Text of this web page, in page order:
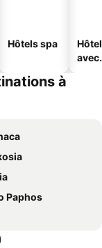
Hôtels spa
avec
à
Paphos